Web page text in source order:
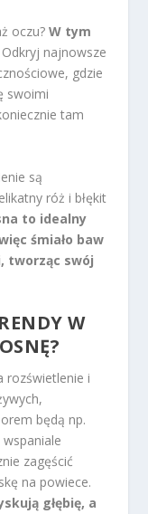
oczu?W tym
Odkryj najnowsze
gdzie
swoimi
tam
są
róż i błękit
to idealny
śmiało baw
tworząc swój
W
rozświetlenie i
będą np.
zagęścić
na powiece.
głębię, a